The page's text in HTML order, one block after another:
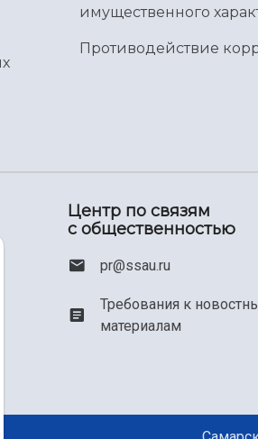
имущественного
Противодействие
Центр по связям
с общественностью
pr@ssau.ru
Требования к
материалам